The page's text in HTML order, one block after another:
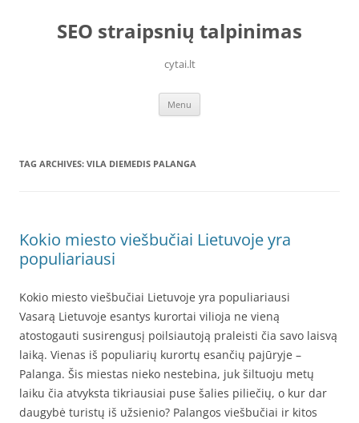
contentSEO straipsnių talpinimas
cytai.lt
Menu
TAG ARCHIVES: VILA DIEMEDIS PALANGA
Kokio miesto viešbučiai Lietuvoje yra
populiariausi
Kokio miesto viešbučiai Lietuvoje yra populiariausi
Vasarą Lietuvoje esantys kurortai vilioja ne vieną
atostogauti susirengusį poilsiautoją praleisti čia savo laisvą
laiką. Vienas iš populiarių kurortų esančių pajūryje –
Palanga. Šis miestas nieko nestebina, juk šiltuoju metų
laiku čia atvyksta tikriausiai puse šalies piliečių, o kur dar
daugybė turistų iš užsienio? Palangos viešbučiai ir kitos